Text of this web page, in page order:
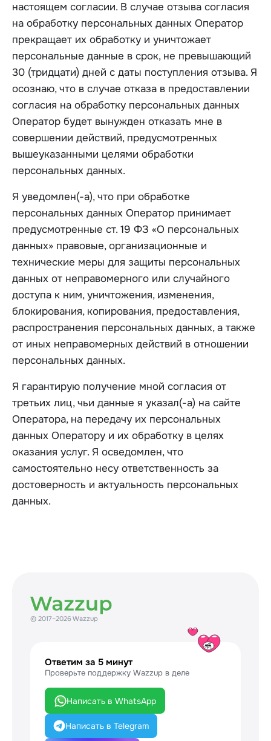
настоящем согласии. В случае отзыва согласия
на обработку персональных данных Оператор
прекращает их обработку и уничтожает
персональные данные в срок, не превышающий
30 (тридцати) дней с даты поступления отзыва. Я
осознаю, что в случае отказа в предоставлении
согласия на обработку персональных данных
Оператор будет вынужден отказать мне в
совершении действий, предусмотренных
вышеуказанными целями обработки
персональных данных.
Я уведомлен(-а), что при обработке
персональных данных Оператор принимает
предусмотренные ст. 19 ФЗ «О персональных
данных» правовые, организационные и
технические меры для защиты персональных
данных от неправомерного или случайного
доступа к ним, уничтожения, изменения,
блокирования, копирования, предоставления,
распространения персональных данных, а также
от иных неправомерных действий в отношении
персональных данных.
Я гарантирую получение мной согласия от
третьих лиц, чьи данные я указал(-а) на сайте
Оператора, на передачу их персональных
данных Оператору и их обработку в целях
оказания услуг. Я осведомлен, что
самостоятельно несу ответственность за
достоверность и актуальность персональных
данных.
© 2017–2026 Wazzup
Ответим за 5 минут
Проверьте поддержку Wazzup в деле
Написать в WhatsApp
Написать в Telegram